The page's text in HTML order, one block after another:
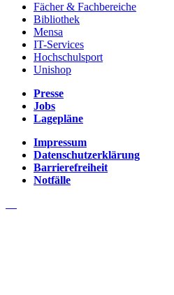
Fächer & Fachbereiche
Bibliothek
Mensa
IT-Services
Hochschulsport
Unishop
Presse
Jobs
Lagepläne
Impressum
Datenschutzerklärung
Barrierefreiheit
Notfälle